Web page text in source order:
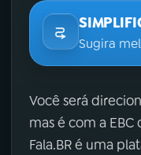
Sugira
Você será
mas é com a
Fala.BR é uma